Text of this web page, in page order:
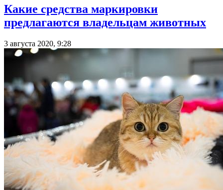
Какие средства маркировки
предлагаются владельцам животных
3 августа 2020, 9:28